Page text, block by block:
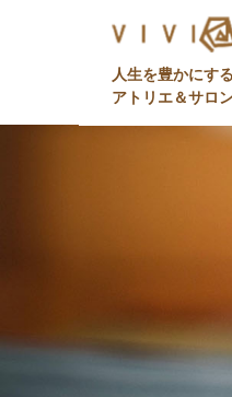
⼈⽣を豊かにする
アトリエ＆サロ